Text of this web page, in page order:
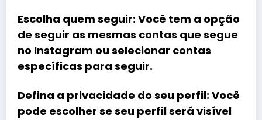
Escolha quem seguir: Você tem a opção
de seguir as mesmas contas que segue
no Instagram ou selecionar contas
específicas para seguir.
Defina a privacidade do seu perfil: Você
pode escolher se seu perfil será visível